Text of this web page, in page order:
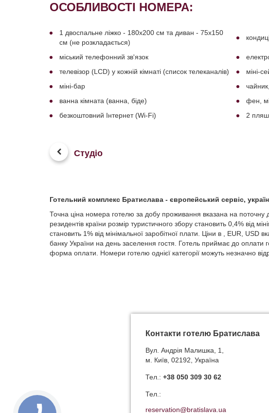
ОСОБЛИВОСТІ НОМЕРА:
1 двоспальне ліжко - 180x200 см та диван - 75х150
см (не розкладається)
міський телефонний зв'язок
телевізор (LCD) у кожній кімнаті (список телеканалів)
міні-
міні-бар
ванна кімната (ванна, біде)
фен,
безкоштовний Інтернет (Wi-Fi)
2
Студіо
Готельний комплекс Братислава - європейський сервіс,
Точна ціна номера готелю за добу проживання вказана на поточну
резидентів країни розмір туристичного збору становить 0,4% від
становить 1% від мінімальної заробітної плати. Ціни в , EUR, USD
банку України на день заселення гостя. Готель приймає до оплати
форма оплати. Номери готелю однієї категорії можуть незначно
Контакти готелю Братислава
Вул. Андрія Малишка, 1,
м. Київ, 02192, Україна
Тел.: +38 050 309 30 62
Тел.:
reservation@bratislava.ua